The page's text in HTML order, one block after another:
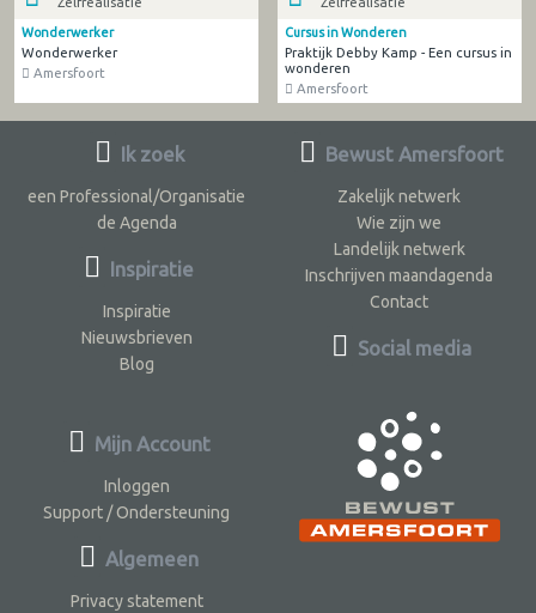
Wonderwerker
Wonderwerker
Amersfoort
Cursus in Wonderen
Praktijk Debby Kamp - Een cursus in
wonderen
Amersfoort
Ik zoek
een Professional/Organisatie
de Agenda
Inspiratie
Inspiratie
Nieuwsbrieven
Blog
Bewust Amersfoort
Zakelijk netwerk
Wie zijn we
Landelijk netwerk
Inschrijven maandagenda
Contact
Social media
Mijn Account
Inloggen
Support / Ondersteuning
Algemeen
Privacy statement